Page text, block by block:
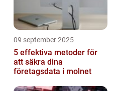
09 september 2025
5 effektiva metoder för
att säkra dina
företagsdata i molnet